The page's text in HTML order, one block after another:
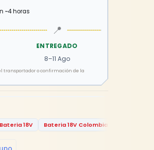
Bateria 18V Bateria 18V Colombia
~4 horas
📍
ENTREGADO
8–11 Ago
transportador o confirmación de la